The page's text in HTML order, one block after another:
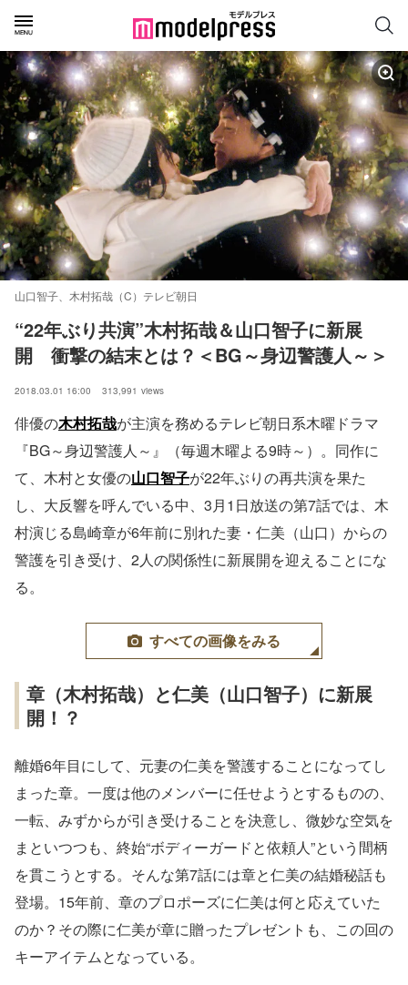
山口智子、木村拓哉（C）テレビ朝日
“22年ぶり共演”木村拓哉＆山口智子に新展
開　衝撃の結末とは？＜BG～身辺警護人～＞
2018.03.01 16:00 313,991 views
俳優の木村拓哉が主演を務めるテレビ朝日系木曜ドラマ
『BG～身辺警護人～』（毎週木曜よる9時～）。同作に
て、木村と女優の山口智子が22年ぶりの再共演を果た
し、大反響を呼んでいる中、3月1日放送の第7話では、木
村演じる島崎章が6年前に別れた妻・仁美（山口）からの
警護を引き受け、2人の関係性に新展開を迎えることにな
る。
すべての画像をみる
章（木村拓哉）と仁美（山口智子）に新展
開！？
離婚6年目にして、元妻の仁美を警護することになってし
まった章。一度は他のメンバーに任せようとするものの、
一転、みずからが引き受けることを決意し、微妙な空気を
まといつつも、終始“ボディーガードと依頼人”という間柄
を貫こうとする。そんな第7話には章と仁美の結婚秘話も
登場。15年前、章のプロポーズに仁美は何と応えていた
のか？その際に仁美が章に贈ったプレゼントも、この回の
キーアイテムとなっている。